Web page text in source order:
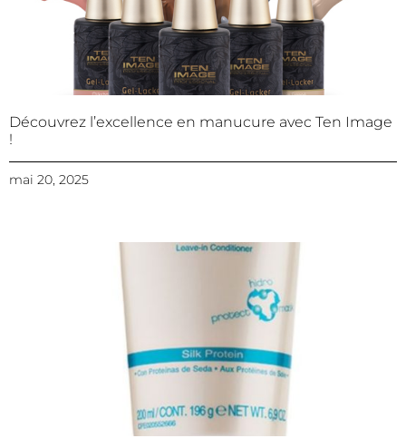
Découvrez l’excellence en manucure avec Ten Image
!
mai 20, 2025